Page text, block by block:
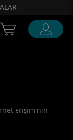
Cart Ubigi
erişiminin